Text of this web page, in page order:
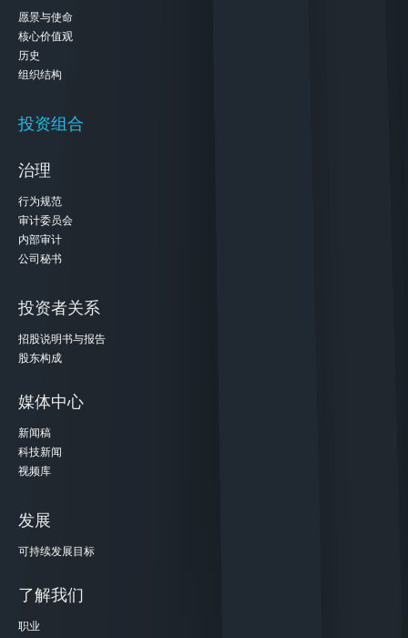
愿景与使命
核心价值观
历史
组织结构
投资组合
治理
行为规范
审计委员会
内部审计
公司秘书
投资者关系
招股说明书与报告
股东构成
媒体中心
新闻稿
科技新闻
视频库
发展
可持续发展目标
了解我们
职业